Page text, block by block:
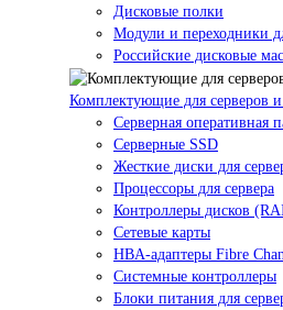
Дисковые полки
Модули и переходники
Российские дисковые
Комплектующие для серверов
Серверная оперативная
Серверные SSD
Жесткие диски для
Процессоры для сервера
Контроллеры дисков
Сетевые карты
HBA-адаптеры Fibre
Системные контроллеры
Блоки питания для